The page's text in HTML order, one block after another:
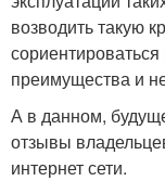
возводить такую
преимущества и
А в данном,
отзывы
интернет сети.